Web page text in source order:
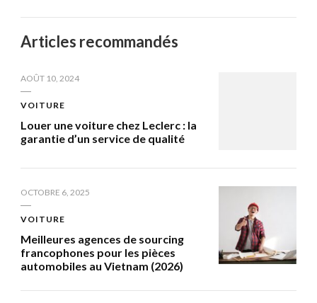
Articles recommandés
AOÛT 10, 2024
VOITURE
Louer une voiture chez Leclerc : la
garantie d’un service de qualité
OCTOBRE 6, 2025
VOITURE
Meilleures agences de sourcing
francophones pour les pièces
automobiles au Vietnam (2026)